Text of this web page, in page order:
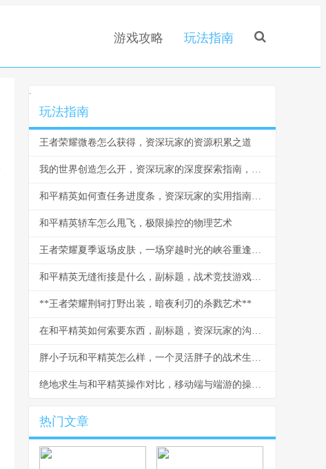
游戏攻略 玩法指南
.
玩法指南
王者荣耀微卷怎么获得，资深玩家的资源积累之道
我的世界创造怎么开，资深玩家的深度探索指南，副标题，开启无限可能的钥匙
和平精英如何查任务进度条，资深玩家的实用指南，副标题，掌握进度轻松赢取奖励
和平精英轿车怎么甩飞，极限操控的物理艺术
王者荣耀夏季返场皮肤，一场穿越时光的峡谷重逢，副标题，老玩家的珍藏记忆与新玩家的盛夏庆典
和平精英无缝衔接是什么，副标题，战术竞技游戏的沉浸感革命
**王者荣耀荆轲打野出装，暗夜利刃的杀戮艺术**
在和平精英如何索要东西，副标题，资深玩家的沟通艺术与策略
胖小子玩和平精英怎么样，一个灵活胖子的战术生存记
绝地求生与和平精英操作对比，移动端与端游的操作艺术
热门文章